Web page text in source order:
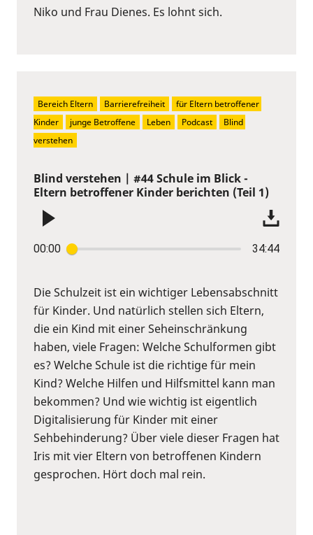
Niko und Frau Dienes. Es lohnt sich.
Blind verstehen | #44 Schule im Blick -
Eltern betroffener Kinder berichten (Teil 1)
00:00 34:44
Die Schulzeit ist ein wichtiger Lebensabschnitt
für Kinder. Und natürlich stellen sich Eltern,
die ein Kind mit einer Seheinschränkung
haben, viele Fragen: Welche Schulformen gibt
es? Welche Schule ist die richtige für mein
Kind? Welche Hilfen und Hilfsmittel kann man
bekommen? Und wie wichtig ist eigentlich
Digitalisierung für Kinder mit einer
Sehbehinderung? Über viele dieser Fragen hat
Iris mit vier Eltern von betroffenen Kindern
gesprochen. Hört doch mal rein.
Bereich Eltern Barrierefreiheit
für Eltern betroffener
Kinder
junge Betroffene Leben Podcast
Blind
verstehen